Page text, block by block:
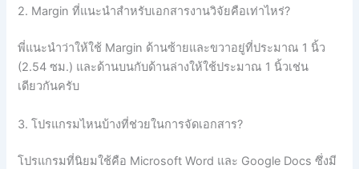
2. Margin ที่แนะนำสำหรับเอกสารงานวิจัยคือเท่าไหร่?
พี่แนะนำว่าให้ใช้ Margin ด้านซ้ายและขวาอยู่ที่ประมาณ 1 นิ้ว
(2.54 ซม.) และด้านบนกับด้านล่างให้ใช้ประมาณ 1 นิ้วเช่น
เดียวกันครับ
3. โปรแกรมไหนบ้างที่ช่วยในการจัดเอกสาร?
โปรแกรมที่นิยมใช้คือ Microsoft Word และ Google Docs ซึ่งมี